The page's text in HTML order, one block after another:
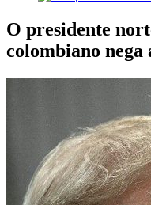
O presidente
colombiano nega